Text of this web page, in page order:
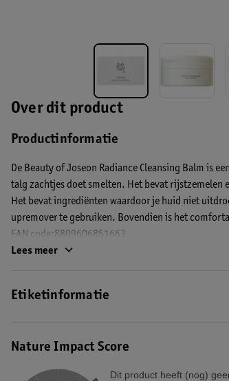
Over dit product
Productinformatie
De Beauty of Joseon Radiance Cleansing Balm is
talg zachtjes doet smelten. Het bevat rijstzemelen
Het bevat ingrediënten waardoor je huid niet
upremover te gebruiken. Bovendien is het
EAN code:8809606851663
Lees meer
Etiketinformatie
Nature Impact Score
Dit product heeft (nog)